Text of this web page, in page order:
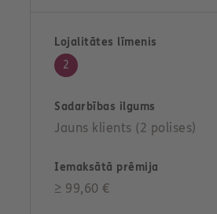
2
Jauns klients (2 polises)
≥ 99,60 €